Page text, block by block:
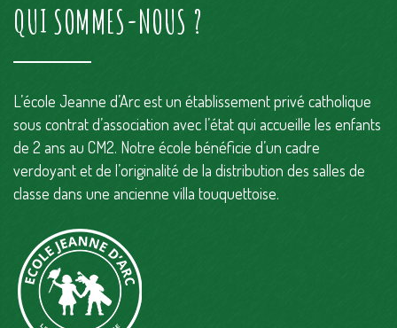
QUI SOMMES-NOUS ?
L’école Jeanne d’Arc est un établissement privé catholique
sous contrat d’association avec l’état qui accueille les enfants
de 2 ans au CM2. Notre école bénéficie d’un cadre
verdoyant et de l’originalité de la distribution des salles de
classe dans une ancienne villa touquettoise.